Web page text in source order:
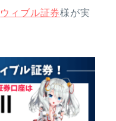
ウィブル証券様が実